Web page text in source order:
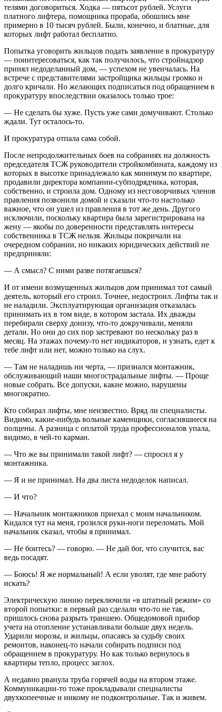
телями договориться. Ходка — пятьсот рублей. Услуги
платного лифтера, помощника прораба, обошлись мне
примерно в 10 тысяч рублей. Были, конечно, и блатные, для
которых лифт работал бесплатно.
Попытка уговорить жильцов подать заявление в прокуратуру
— поинтересоваться, как так получилось, что стройнадзор
принял недоделанный дом, — успехом не увенчалась. На
встрече с представителями застройщика жильцы громко и
долго кричали. Но желающих подписаться под обращением в
прокуратуру впоследствии оказалось только трое:
— Не сделать бы хуже. Пусть уже сами домучивают. Столько
ждали. Тут осталось-то.
И прокуратура отпала сама собой.
После непродолжительных боев на собраниях на должность
председателя ТСЖ руководители стройкомбината, каждому из
которых в высотке принадлежало как минимум по квартире,
продавили директора компании-суб­под­рядчика, которая,
собственно, и строила дом. Одному из несговорчивых членов
правления позвонили домой и сказали что-то настолько
важное, что он ушел из правления в тот же день. Другого
исключили, поскольку квартира была зарегистрирована на
жену — якобы по доверенности представлять интересы
собственника в ТСЖ нельзя. Жильцы покричали на
очередном собрании, но никаких юридических действий не
предприняли:
— А смысл? С ними разве потягаешься?
И от имени возмущенных жильцов дом принимал тот самый
деятель, который его строил. Точнее, недостроил. Лифты так и
не наладили. Эксплуатирующая организация отказалась
принимать их в том виде, в котором застала. Их дважды
перебирали сверху донизу, что-то докручивали, меняли
детали. Но они до сих пор застревают по нескольку раз в
месяц. На этажах почему-то нет индикаторов, и узнать, едет к
тебе лифт или нет, можно только на слух.
— Там не наладишь ни черта, — признался монтажник,
обслуживающий наши многострадальные лифты. — Проще
новые собрать. Все допуски, какие можно, нарушены
многократно.
Кто собирал лифты, мне неизвестно. Вряд ли специалисты.
Видимо, какие-нибудь вольные каменщики, согласившиеся на
полцены. А разница с оплатой труда профессионалов упала,
видимо, в чей-то карман.
— Что же вы принимали такой лифт? — спросил я у
монтажника.
— Я и не принимал. На два листа недоделок написал.
— И что?
— Начальник монтажников приехал с моим начальником.
Кидался тут на меня, грозился руки-ноги переломать. Мой
начальник сказал, чтобы я принимал.
— Не боитесь? — говорю. — Не дай бог, что случится, вас
ведь посадят.
— Боюсь! Я же нормальный! А если уволят, где мне работу
искать?
Электрическую линию переключили «в штатный режим» со
второй попытки: в первый раз сделали что-то не так,
пришлось снова разрыть траншею. Общедомовой прибор
учета на отоп­ление устанавливали больше двух недель.
Ударили морозы, и жильцы, опасаясь за судьбу своих
ремонтов, наконец-то начали собирать подписи под
обращением в прокуратуру. Но как только вернулось в
квартиры тепло, процесс заглох.
А недавно рванула труба горячей воды на втором этаже.
Коммуникации-то тоже прокладывали специалисты
двухкопеечные и никому не подконтрольные. Так и живем.